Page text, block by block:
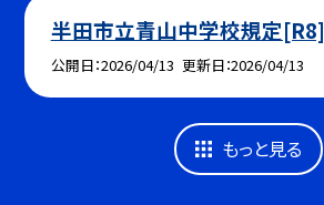
半田市立青山中学校規定[R8]
公開日 2026/04/13 更新日 2026/04/13
もっと見る